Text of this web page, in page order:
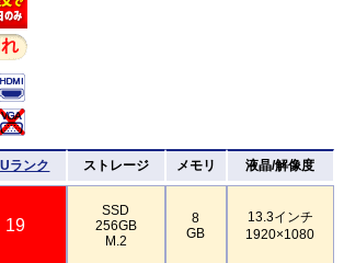
ランク ストレージ メモリ 液晶/解像度
19
SSD
256GB
M.2
8
GB
13.3インチ
1920×1080